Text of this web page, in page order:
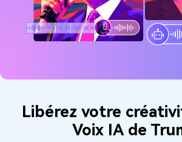
Libérez votre
Voix IA de